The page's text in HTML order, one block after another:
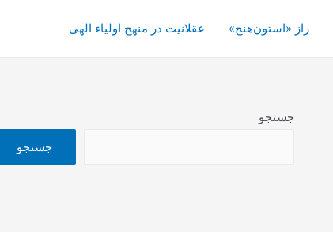
راز «استون‌هنج» عقلانیت در منهج اولیاء الهی
جستجو
جستجو